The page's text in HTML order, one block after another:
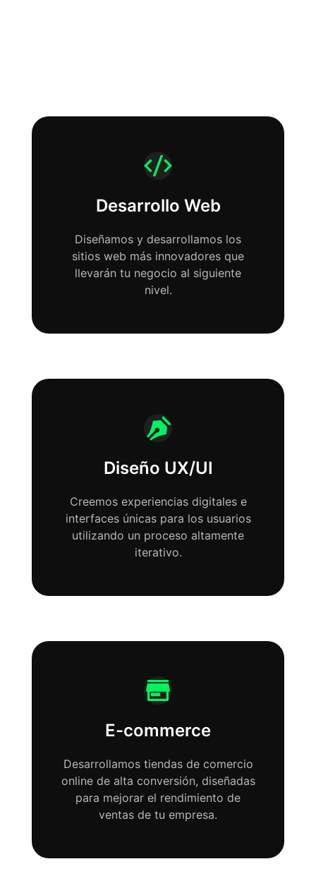
Desarrollo Web
Diseñamos y desarrollamos los
sitios web más innovadores que
llevarán tu negocio al siguiente
nivel.
Diseño UX/UI
Creemos experiencias digitales e
interfaces únicas para los usuarios
utilizando un proceso altamente
iterativo.
E-commerce
Desarrollamos tiendas de comercio
online de alta conversión, diseñadas
para mejorar el rendimiento de
ventas de tu empresa.